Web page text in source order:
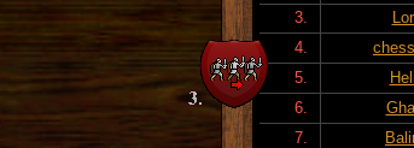
3.
4.
5.
6.
7.